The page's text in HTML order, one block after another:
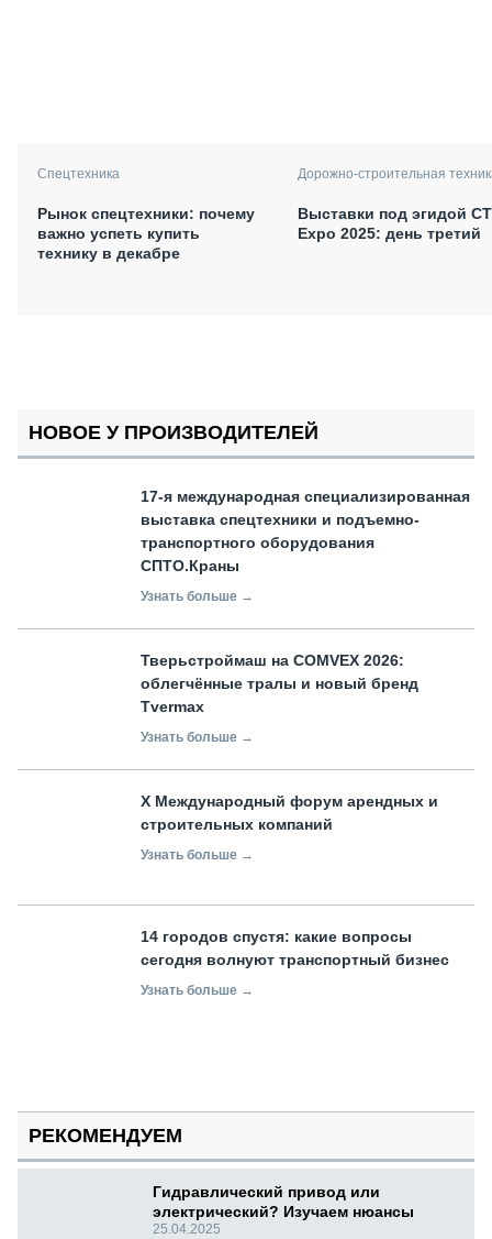
Спецтехника
Рынок спецтехники: почему
важно успеть купить
технику в декабре
Дорожно-строительная
Выставки под эгидой
Expo 2025: день третий
НОВОЕ У ПРОИЗВОДИТЕЛЕЙ
17-я международная специализированная
выставка спецтехники и подъемно-
транспортного оборудования
СПТО.Краны
Узнать больше →
Тверьстроймаш на COMVEX 2026:
облегчённые тралы и новый бренд
Tvermax
Узнать больше →
X Международный форум арендных и
строительных компаний
Узнать больше →
14 городов спустя: какие вопросы
сегодня волнуют транспортный бизнес
Узнать больше →
РЕКОМЕНДУЕМ
Гидравлический привод или
электрический? Изучаем нюансы
25.04.2025